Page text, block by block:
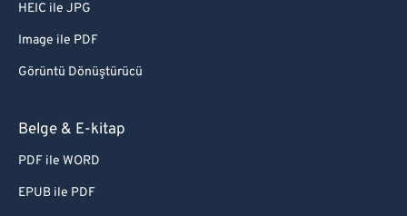
HEIC ile JPG
Image ile PDF
Görüntü Dönüştürücü
Belge & E-kitap
PDF ile WORD
EPUB ile PDF